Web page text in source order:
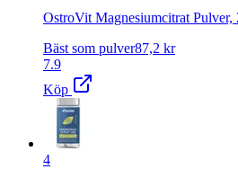
OstroVit Magnesiumcitrat Pulver,
Bäst som pulver87,2 kr
7.9
Köp
4